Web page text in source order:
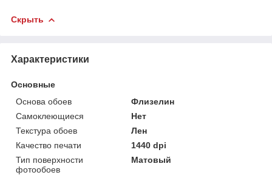
Скрыть
Характеристики
Основные
Основа обоев
Флизелин
Самоклеющиеся
Нет
Текстура обоев
Лен
Качество печати
1440 dpi
Тип поверхности
фотообоев
Матовый